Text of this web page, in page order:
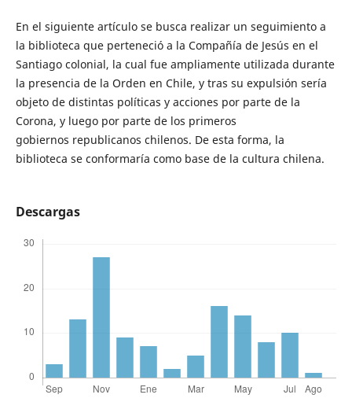
En el siguiente artículo se busca realizar un seguimiento a
la biblioteca que perteneció a la Compañía de Jesús en el
Santiago colonial, la cual fue ampliamente utilizada durante
la presencia de la Orden en Chile, y tras su expulsión sería
objeto de distintas políticas y acciones por parte de la
Corona, y luego por parte de los primeros
gobiernos republicanos chilenos. De esta forma, la
biblioteca se conformaría como base de la cultura chilena.
Descargas